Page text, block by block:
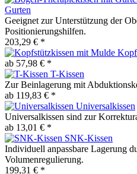
Gurten
Geeignet zur Unterstützung der
Positionierungshilfen.
203,29 € *
ab 57,98 € *
T-Kissen
Zur Beinlagerung mit
ab 119,83 € *
Universalkissen
Universalkissen sind zur
ab 13,01 € *
SNK-Kissen
Individuell anpassbare Lagerung
Volumenregulierung.
199,31 € *